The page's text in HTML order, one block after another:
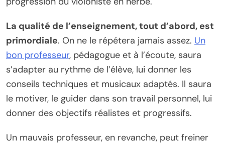
La qualité de l’enseignement, tout d’abord, est
primordiale. On ne le répétera jamais assez. Un
bon professeur, pédagogue et à l’écoute, saura
s’adapter au rythme de l’élève, lui donner les
conseils techniques et musicaux adaptés. Il saura
le motiver, le guider dans son travail personnel, lui
donner des objectifs réalistes et progressifs.
Un mauvais professeur, en revanche, peut freiner